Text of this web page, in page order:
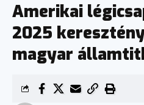
Amerikai
2025
magyar